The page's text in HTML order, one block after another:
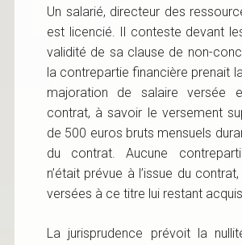
Un salarié, directeur des
est licencié. Il conteste devant
validité de sa clause de non-
la contrepartie financière prenait
majoration de salaire versée
contrat, à savoir le versement
de 500 euros bruts mensuels
du contrat. Aucune
n’était prévue à l’issue du
versées à ce titre lui restant
La jurisprudence prévoit la